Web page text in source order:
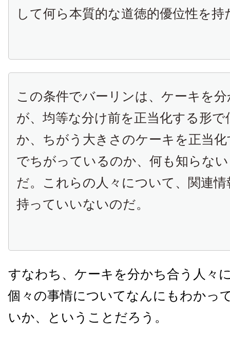
して何ら本質的な道徳的優位性を持
この条件でバーリンは、ケーキを
が、均等な分け前を正当化する形
か、ちがう大きさのケーキを正当
でちがっているのか、何も知らな
だ。これらの人々について、関連
持っていいないのだ。
すなわち、ケーキを分かち合う人々
個々の事情についてなんにもわかっ
いか、ということだろう。